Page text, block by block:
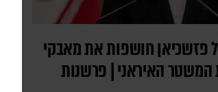
פזשכיאן חושפות את מאבקי
האיראני | פרשנות